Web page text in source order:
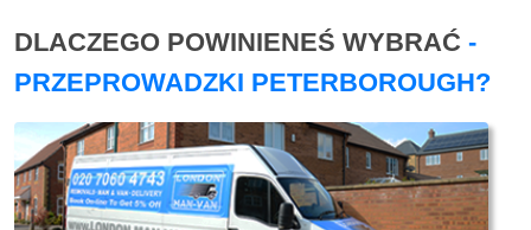
DLACZEGO POWINIENEŚ WYBRAĆ -
PRZEPROWADZKI PETERBOROUGH?